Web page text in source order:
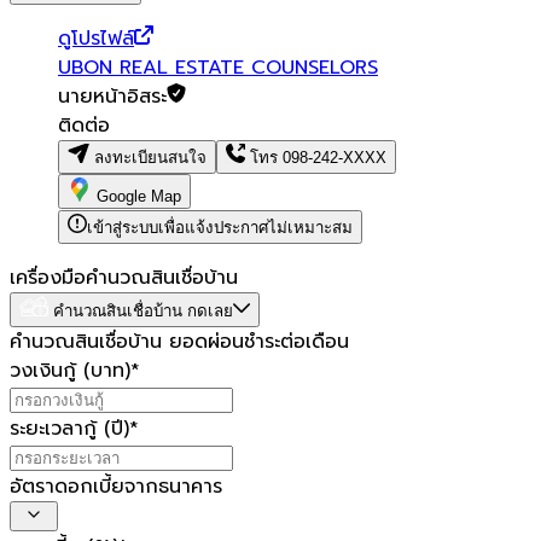
ดูโปรไฟล์
UBON REAL ESTATE COUNSELORS
นายหน้าอิสระ
ติดต่อ
ลงทะเบียนสนใจ โทร 098-242-XXXX
Google Map
เข้าสู่ระบบเพื่อแจ้งประกาศไม่เหมาะสม
เครื่องมือคำนวณสินเชื่อบ้าน
คำนวณสินเชื่อบ้าน กดเลย
คำนวณสินเชื่อบ้าน ยอดผ่อนชำระต่อเดือน
วงเงินกู้ (บาท)*
ระยะเวลากู้ (ปี)*
อัตราดอกเบี้ยจากธนาคาร